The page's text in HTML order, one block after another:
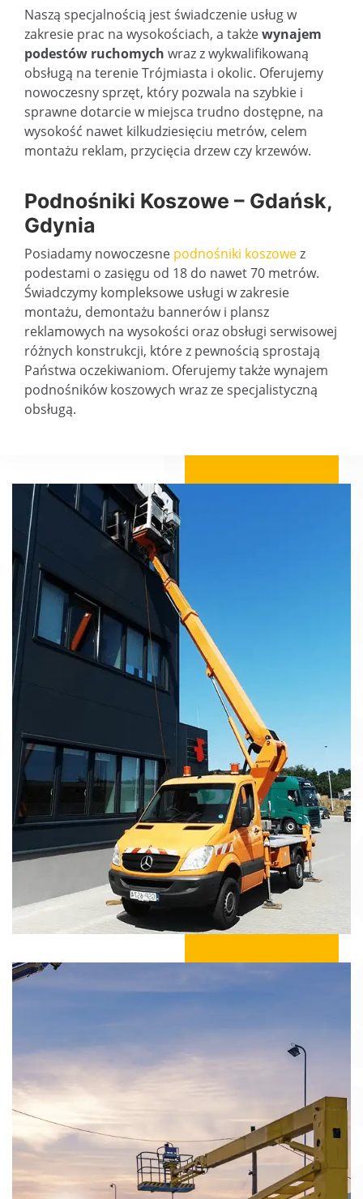
Naszą specjalnością jest świadczenie usług w
zakresie prac na wysokościach, a takżewynajem
podestów ruchomych wraz z wykwalifikowaną
obsługą na terenie Trójmiasta i okolic. Oferujemy
nowoczesny sprzęt, który pozwala na szybkie i
sprawne dotarcie w miejsca trudno dostępne, na
wysokość nawet kilkudziesięciu metrów, celem
montażu reklam, przycięcia drzew czy krzewów.
Podnośniki Koszowe – Gdańsk,
Gdynia
Posiadamy nowoczesne podnośniki koszowez
podestami o zasięgu od 18 do nawet 70 metrów.
Świadczymy kompleksowe usługi w zakresie
montażu, demontażu bannerów i plansz
reklamowych na wysokości oraz obsługi serwisowej
różnych konstrukcji, które z pewnością sprostają
Państwa oczekiwaniom. Oferujemy także wynajem
podnośników koszowych wraz ze specjalistyczną
obsługą.